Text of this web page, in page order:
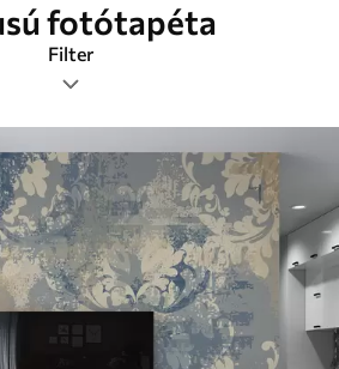
fotótapéta
Filter
Címkék
Színes
Smart
visszaállítani